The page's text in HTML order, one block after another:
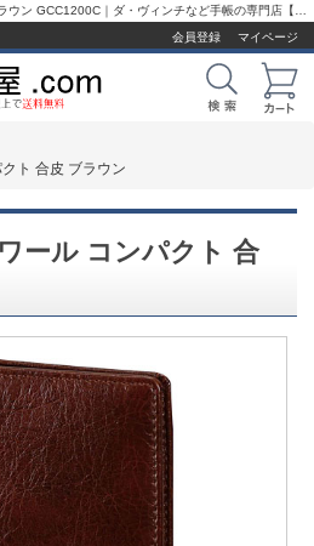
会員登録
マイページ
ト 合皮 ブラウン
ール コンパクト 合